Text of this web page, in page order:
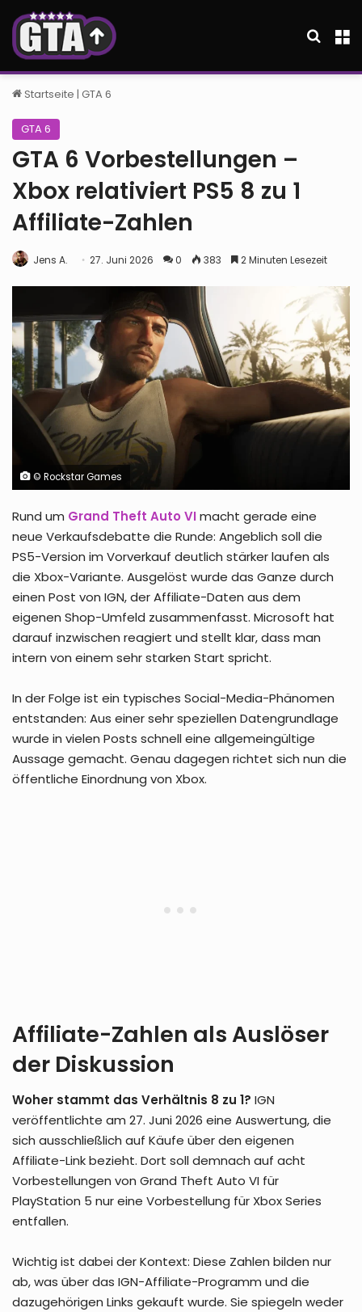
Startseite | GTA 6
GTA 6
GTA 6 Vorbestellungen –
Xbox relativiert PS5 8 zu 1
Affiliate-Zahlen
Jens A. 27. Juni 2026 0 383 2 Minuten Lesezeit
© Rockstar Games
Rund um Grand Theft Auto VImacht gerade eine
neue Verkaufsdebatte die Runde: Angeblich soll die
PS5-Version im Vorverkauf deutlich stärker laufen als
die Xbox-Variante. Ausgelöst wurde das Ganze durch
einen Post von IGN, der Affiliate-Daten aus dem
eigenen Shop-Umfeld zusammenfasst. Microsoft hat
darauf inzwischen reagiert und stellt klar, dass man
intern von einem sehr starken Start spricht.
In der Folge ist ein typisches Social-Media-Phänomen
entstanden: Aus einer sehr speziellen Datengrundlage
wurde in vielen Posts schnell eine allgemeingültige
Aussage gemacht. Genau dagegen richtet sich nun die
öffentliche Einordnung von Xbox.
Affiliate-Zahlen als Auslöser
der Diskussion
Woher stammt das Verhältnis 8 zu 1? IGN
veröffentlichte am 27. Juni 2026 eine Auswertung, die
sich ausschließlich auf Käufe über den eigenen
Affiliate-Link bezieht. Dort soll demnach auf acht
Vorbestellungen von Grand Theft Auto VI für
PlayStation 5 nur eine Vorbestellung für Xbox Series
entfallen.
Wichtig ist dabei der Kontext: Diese Zahlen bilden nur
ab, was über das IGN-Affiliate-Programm und die
dazugehörigen Links gekauft wurde. Sie spiegeln weder